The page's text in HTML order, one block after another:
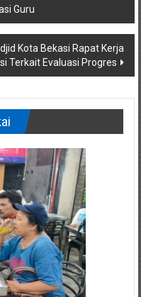
Guru
Kota Bekasi Rapat Kerja
Terkait Evaluasi Progres